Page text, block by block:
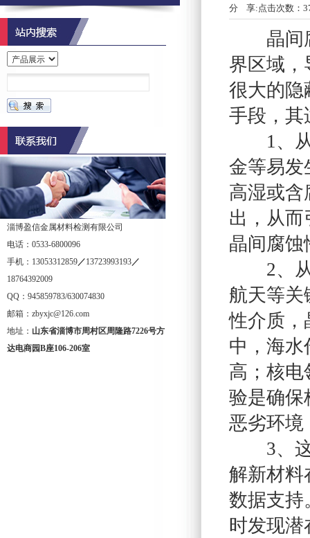
1
点击次数：
分 享:
晶间腐
界区域，
很大的隐
手段，其
1、从
金等易发
高湿或含
出，从而
晶间腐蚀
2、从
航天等关
性介质，
中，海水
高；核电
验是确保
恶劣环境
3、这
解新材料
数据支持
时发现潜
淄博盈信金属材料检测有限公司
电话：0533-6800096
手机：13053312859／13723993193／
18764392009
QQ：945859783/630074830
邮箱：zbyxjc@126.com
地址： 山东省淄博市周村区周隆路7226号方
达电商园B座106-206室